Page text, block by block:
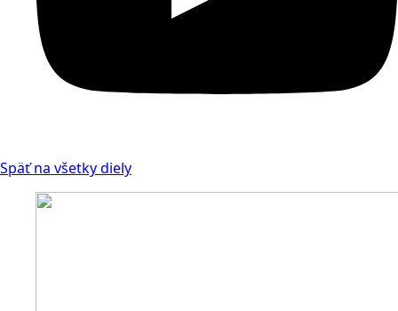
Späť na všetky diely